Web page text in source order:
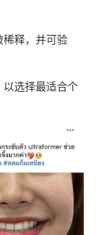
稀释，并可验
以选择最适合个